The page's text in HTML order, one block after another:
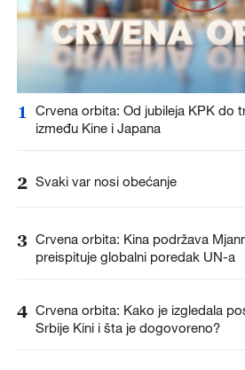
1
Crvena orbita: Od jubileja KPK do
između Kine i Japana
2 Svaki var nosi obećanje
3 Crvena orbita: Kina podržava
preispituje globalni poredak UN-a
4 Crvena orbita: Kako je izgledala
Srbije Kini i šta je dogovoreno?